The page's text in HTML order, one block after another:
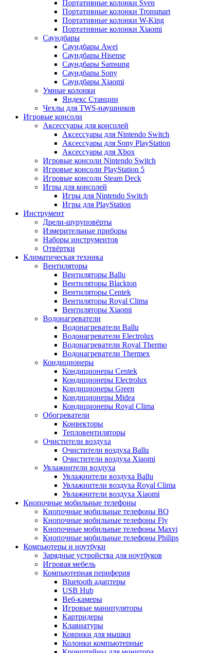
Портативные колонки Sven
Портативные колонки Tronsmart
Портативные колонки W-King
Портативные колонки Xiaomi
Саундбары
Саундбары Awei
Саундбары Hisense
Саундбары Samsung
Саундбары Sony
Саундбары Xiaomi
Умные колонки
Яндекс Станции
Чехлы для TWS-наушников
Игровые консоли
Аксессуары для консолей
Аксессуары для Nintendo Switch
Аксессуары для Sony PlayStation
Аксессуары для Xbox
Игровые консоли Nintendo Switch
Игровые консоли PlayStation 5
Игровые консоли Steam Deck
Игры для консолей
Игры для Nintendo Switch
Игры для PlayStation
Инструмент
Дрели-шуруповёрты
Измерительные приборы
Наборы инструментов
Отвёртки
Климатическая техника
Вентиляторы
Вентиляторы Ballu
Вентиляторы Blackton
Вентиляторы Centek
Вентиляторы Royal Clima
Вентиляторы Xiaomi
Водонагреватели
Водонагреватели Ballu
Водонагреватели Electrolux
Водонагреватели Royal Thermo
Водонагреватели Thermex
Кондиционеры
Кондиционеры Centek
Кондиционеры Electrolux
Кондиционеры Green
Кондиционеры Midea
Кондиционеры Royal Clima
Обогреватели
Конвекторы
Тепловентиляторы
Очистители воздуха
Очистители воздуха Ballu
Очистители воздуха Xiaomi
Увлажнители воздуха
Увлажнители воздуха Ballu
Увлажнители воздуха Royal Clima
Увлажнители воздуха Xiaomi
Кнопочные мобильные телефоны
Кнопочные мобильные телефоны BQ
Кнопочные мобильные телефоны Fly
Кнопочные мобильные телефоны Maxvi
Кнопочные мобильные телефоны Philips
Компьютеры и ноутбуки
Зарядные устройства для ноутбуков
Игровая мебель
Компьютерная периферия
Bluetooth адаптеры
USB Hub
Веб-камеры
Игровые манипуляторы
Картридеры
Клавиатуры
Коврики для мышки
Колонки компьютерные